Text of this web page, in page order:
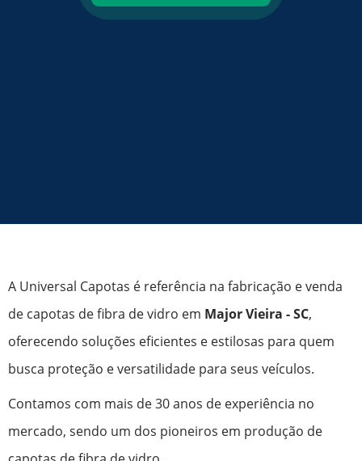
A Universal Capotas é referência na fabricação e venda
de capotas de fibra de vidro em Major Vieira - SC,
oferecendo soluções eficientes e estilosas para quem
busca proteção e versatilidade para seus veículos.
Contamos com mais de 30 anos de experiência no
mercado, sendo um dos pioneiros em produção de